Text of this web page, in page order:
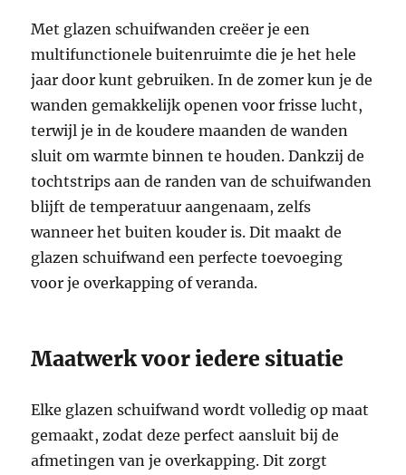
Met glazen schuifwanden creëer je een
multifunctionele buitenruimte die je het hele
jaar door kunt gebruiken. In de zomer kun je de
wanden gemakkelijk openen voor frisse lucht,
terwijl je in de koudere maanden de wanden
sluit om warmte binnen te houden. Dankzij de
tochtstrips aan de randen van de schuifwanden
blijft de temperatuur aangenaam, zelfs
wanneer het buiten kouder is. Dit maakt de
glazen schuifwand een perfecte toevoeging
voor je overkapping of veranda.
Maatwerk voor iedere situatie
Elke glazen schuifwand wordt volledig op maat
gemaakt, zodat deze perfect aansluit bij de
afmetingen van je overkapping. Dit zorgt